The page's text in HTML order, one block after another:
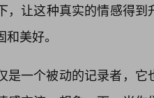
，让这种真实的情感得
美好。
是一个被动的记录者，